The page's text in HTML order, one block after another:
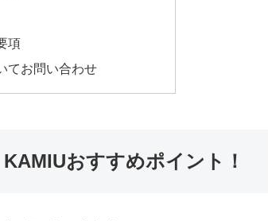
項
てお問い合わせ
おすすめポイント！